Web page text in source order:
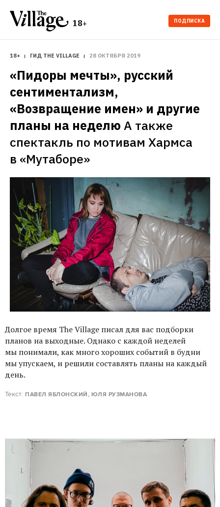
18+ ПОДПИСКА
18+ ГИД THE VILLAGE 28 ОКТЯБРЯ 2019
«Пидоры мечты», русский
сентиментализм,
«Возвращение имен» и другие
планы на неделю А также
спектакль по мотивам Хармса
в «Мутаборе»
Долгое время The Village писал для вас подборки
планов на выходные. Однако с каждой неделей
мы понимали, как много хороших событий в будни
мы упускаем, и решили составлять планы на каждый
день.
Текст: ПАВЕЛ ЯБЛОНСКИЙ, ЮЛЯ РУЗМАНОВА